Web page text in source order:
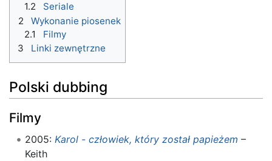
1.2
Seriale
2
Wykonanie piosenek
2.1
Filmy
3
Linki zewnętrzne
Polski dubbing
Filmy
2005: Karol - człowiek, który został papieżem –
Keith